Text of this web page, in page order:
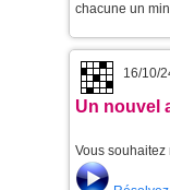
chacune un
16/10/
Un nouvel
Vous souhaitez